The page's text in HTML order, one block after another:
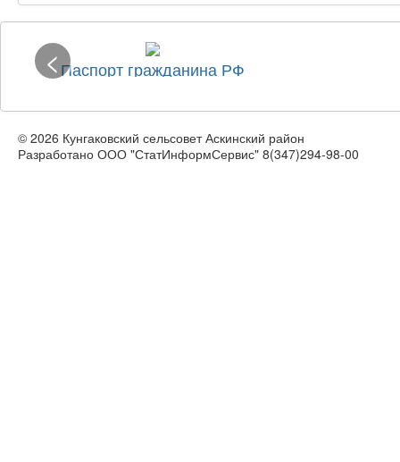
Паспорт гражданина РФ
<
© 2026 Кунгаковский сельсовет Аскинский район
Разработано ООО "СтатИнформСервис" 8(347)294-98-00